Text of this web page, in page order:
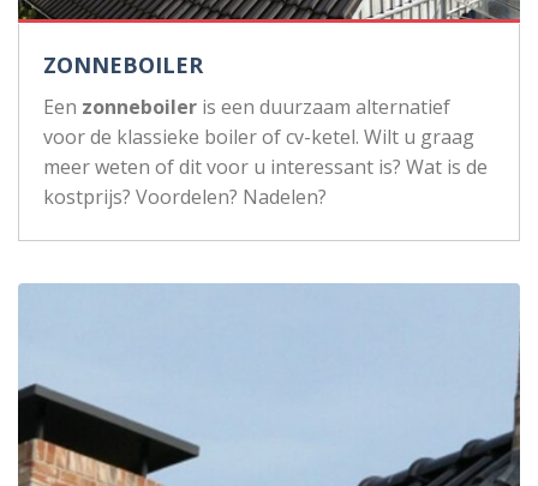
ZONNEBOILER
Een zonneboiler is een duurzaam alternatief
voor de klassieke boiler of cv-ketel. Wilt u graag
meer weten of dit voor u interessant is? Wat is de
kostprijs? Voordelen? Nadelen?